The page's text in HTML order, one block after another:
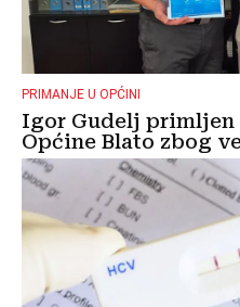
PRIMANJE U OPĆINI
Igor Gudelj primljen
Općine Blato zbog